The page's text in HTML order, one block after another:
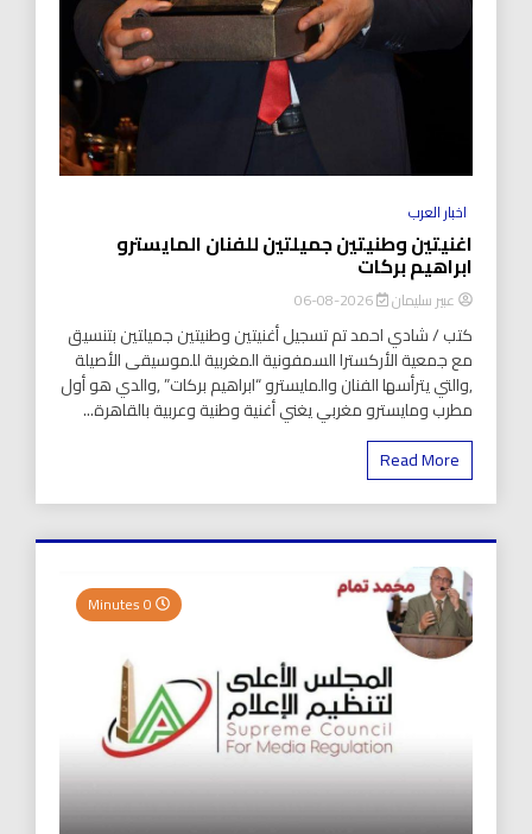
اخبار العرب
اغنيتين وطنيتين جميلتين للفنان المايسترو
ابراهيم بركات
عبير سليمان 2026-08-06
كتب / شادي احمد تم تسجيل أغنيتين وطنيتين جميلتين بتنسيق
مع جمعية الأركسترا السمفونية المغربية للموسيقى الأصيلة
,والتي يترأسها الفنان والمايسترو “ابراهيم بركات” ,والدي هو أول
مطرب ومايسترو مغربي يغني أغنية وطنية وعربية بالقاهرة...
Read More